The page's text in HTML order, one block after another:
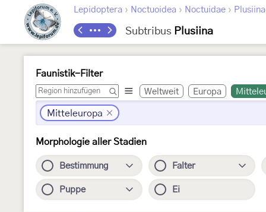
Lepidoptera › Noctuoidea › Noctuidae ›
Subtribus Plusiina
Faunistik-Filter
Weltweit Europa
Mitteleuropa
Morphologie aller Stadien
Bestimmung Falter
Puppe Ei